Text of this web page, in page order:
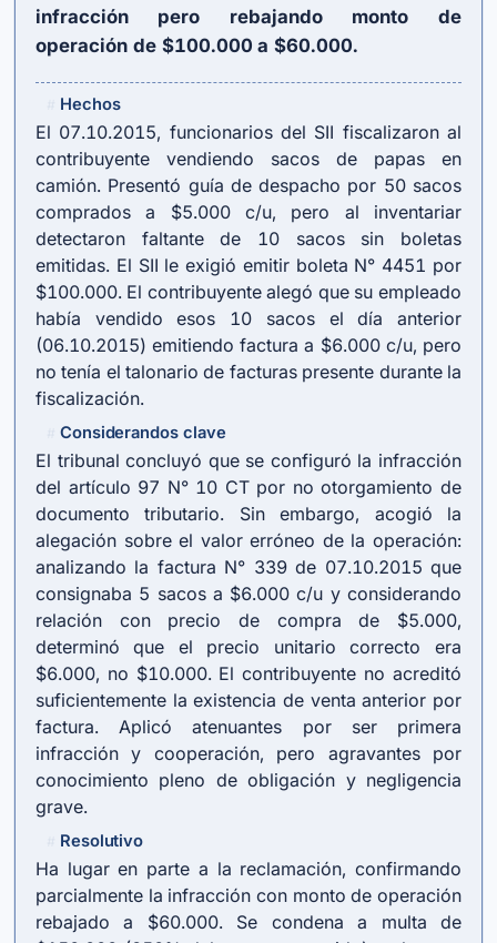
infracción pero rebajando monto de
operación de $100.000 a $60.000.
Hechos
El 07.10.2015, funcionarios del SII fiscalizaron al
contribuyente vendiendo sacos de papas en
camión. Presentó guía de despacho por 50 sacos
comprados a $5.000 c/u, pero al inventariar
detectaron faltante de 10 sacos sin boletas
emitidas. El SII le exigió emitir boleta N° 4451 por
$100.000. El contribuyente alegó que su empleado
había vendido esos 10 sacos el día anterior
(06.10.2015) emitiendo factura a $6.000 c/u, pero
no tenía el talonario de facturas presente durante la
fiscalización.
Considerandos clave
El tribunal concluyó que se configuró la infracción
del artículo 97 N° 10 CT por no otorgamiento de
documento tributario. Sin embargo, acogió la
alegación sobre el valor erróneo de la operación:
analizando la factura N° 339 de 07.10.2015 que
consignaba 5 sacos a $6.000 c/u y considerando
relación con precio de compra de $5.000,
determinó que el precio unitario correcto era
$6.000, no $10.000. El contribuyente no acreditó
suficientemente la existencia de venta anterior por
factura. Aplicó atenuantes por ser primera
infracción y cooperación, pero agravantes por
conocimiento pleno de obligación y negligencia
grave.
Resolutivo
Ha lugar en parte a la reclamación, confirmando
parcialmente la infracción con monto de operación
rebajado a $60.000. Se condena a multa de